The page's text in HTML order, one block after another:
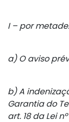
I – por metade:
a) O aviso
b) A
Garantia do
art. 18 da Lei